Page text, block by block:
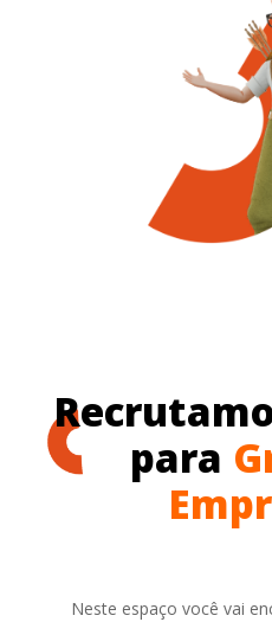
para
Neste espaço você vai